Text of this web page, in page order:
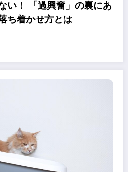
い！ 「過興奮」の裏にあ
ち着かせ方とは